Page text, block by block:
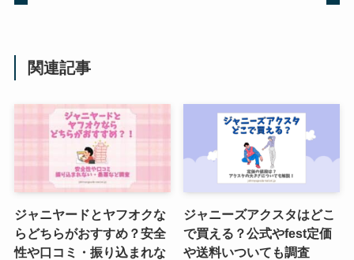
buy王の口コミは？遅い・振り込
まれないと言われる理由や安全性
はどうなのかも調査！
ジャニーズショップは何が売って
る？店舗や予約・オンライン・東
京・大阪・福岡について調査！
関連記事
ジャニヤードとヤフオクな
らどちらがおすすめ？安全
性や口コミ・振り込まれな
ジャニーズアクスタはどこ
で買える？公式やfest定価
や送料いついても調査